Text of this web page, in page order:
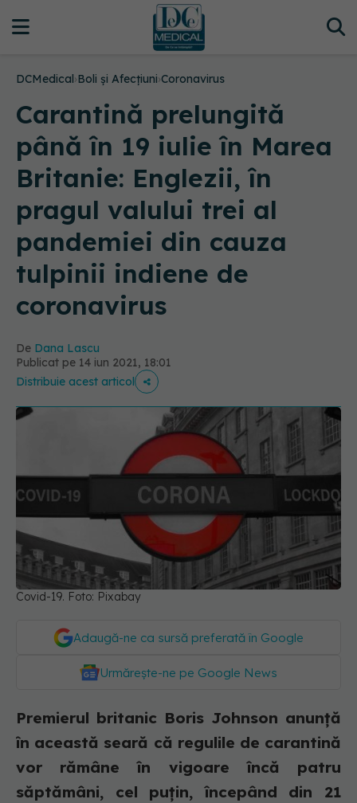
DCMedical›Boli și Afecțiuni›Coronavirus
Carantină prelungită
până în 19 iulie în Marea
Britanie: Englezii, în
pragul valului trei al
pandemiei din cauza
tulpinii indiene de
coronavirus
De Dana Lascu
Publicat pe 14 iun 2021, 18:01
Distribuie acest articol
Covid-19. Foto: Pixabay
Adaugă-ne ca sursă preferată în Google
Urmărește-ne pe Google News
Premierul britanic Boris Johnson anunță
în această seară că regulile de carantină
vor rămâne în vigoare încă patru
săptămâni, cel puțin, începând din 21